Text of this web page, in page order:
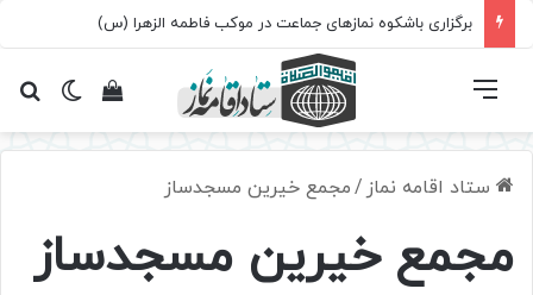
برگزاری باشکوه نمازهای جماعت در موکب فاطمه الزهرا (س)
تغییرمشاهده فهرست
ستاد اقامه نماز /مجمع خیرین مسجدساز
مجمع خیرین مسجدساز